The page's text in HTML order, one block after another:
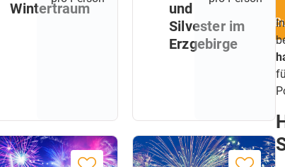
Wintertraum
und
Silvester im
Erzgebirge